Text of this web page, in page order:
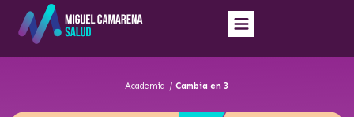
Academia / Cambia en 3